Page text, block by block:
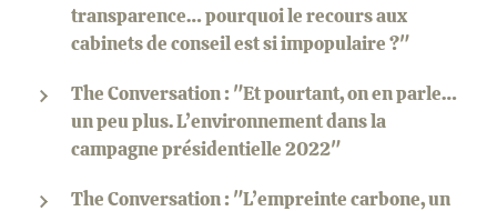
transparence… pourquoi le recours aux
cabinets de conseil est si impopulaire ?"
The Conversation : "Et pourtant, on en parle…
un peu plus. L’environnement dans la
campagne présidentielle 2022"
The Conversation : "L’empreinte carbone, un